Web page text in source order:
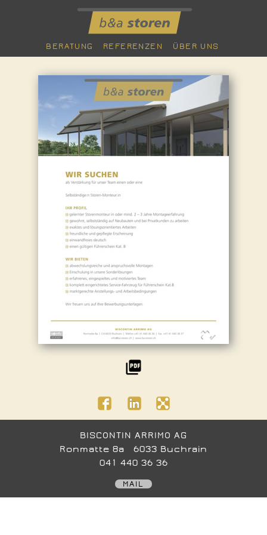
BERATUNG REFERENZEN ÜBER UNS
BISCONTIN ARRIMO AG
Ronmatte 8a 6033 Buchrain
041 440 36 36
MAIL